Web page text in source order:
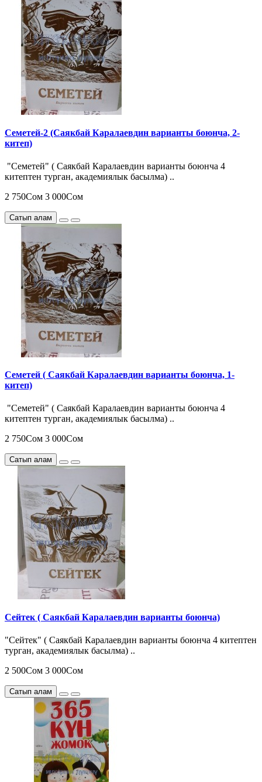
Семетей-2 (Саякбай Каралаевдин варианты боюнча, 2-
китеп)
"Семетей" ( Саякбай Каралаевдин варианты боюнча 4
китептен турган, академиялык басылма) ..
2 750Сом 3 000Сом
Сатып алам
Семетей ( Саякбай Каралаевдин варианты боюнча, 1-
китеп)
"Семетей" ( Саякбай Каралаевдин варианты боюнча 4
китептен турган, академиялык басылма) ..
2 750Сом 3 000Сом
Сатып алам
Сейтек ( Саякбай Каралаевдин варианты боюнча)
"Сейтек" ( Саякбай Каралаевдин варианты боюнча 4 китептен
турган, академиялык басылма) ..
2 500Сом 3 000Сом
Сатып алам